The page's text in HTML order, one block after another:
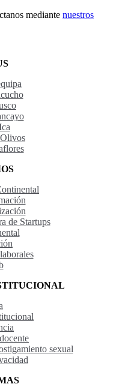
mediante nuestros
de Startups
sexual